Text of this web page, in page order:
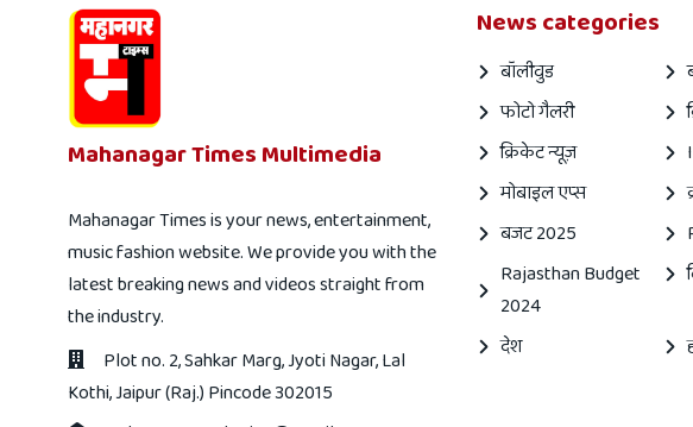
Mahanagar Times Multimedia
Mahanagar Times is your news, entertainment,
music fashion website. We provide you with the
latest breaking news and videos straight from
the industry.
Plot no. 2, Sahkar Marg, Jyoti Nagar, Lal
Kothi, Jaipur (Raj.) Pincode 302015
News categories
बॉलीवुड
फोटो गैलरी
क्रिकेट न्यूज़
मोबाइल एप्स
बजट 2025
Rajasthan Budget
2024
देश